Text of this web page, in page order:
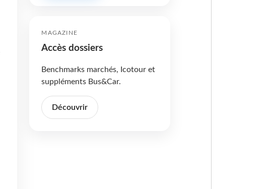
MAGAZINE
Accès dossiers
Benchmarks marchés, Icotour et
suppléments Bus&Car.
Découvrir